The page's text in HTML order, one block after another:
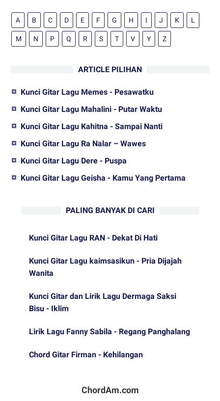
A B C D E F G H I J K L
M N P Q R S T V Y Z
ARTICLE PILIHAN
Kunci Gitar Lagu Memes - Pesawatku
Kunci Gitar Lagu Mahalini - Putar Waktu
Kunci Gitar Lagu Kahitna - Sampai Nanti
Kunci Gitar Lagu Ra Nalar – Wawes
Kunci Gitar Lagu Dere - Puspa
Kunci Gitar Lagu Geisha - Kamu Yang Pertama
PALING BANYAK DI CARI
Kunci Gitar Lagu RAN - Dekat Di Hati
Kunci Gitar Lagu kaimsasikun - Pria Dijajah
Wanita
Kunci Gitar dan Lirik Lagu Dermaga Saksi
Bisu - Iklim
Lirik Lagu Fanny Sabila - Regang Panghalang
Chord Gitar Firman - Kehilangan
ChordAm.com